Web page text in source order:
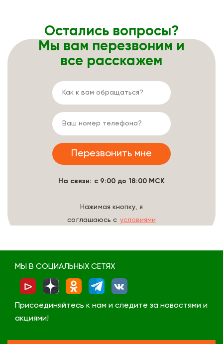
Остались вопросы?
Мы вам перезвоним и
все расскажем
На связи: с 9:00 до 18:00 МСК
Нажимая кнопку, я
соглашаюсь с условиями
МЫ В СОЦИАЛЬНЫХ СЕТЯХ
Присоединяйтесь к нам и следите за новостями и
акциями!